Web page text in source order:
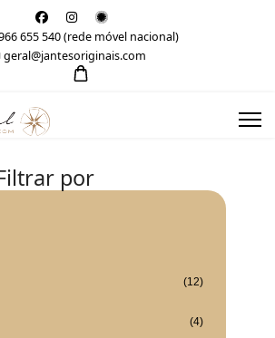
655 540 (rede móvel nacional)
geral@jantesoriginais.com
por
(12)
(4)